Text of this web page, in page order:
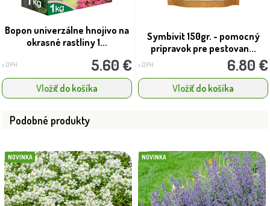
Bopon univerzálne hnojivo na
okrasné rastliny 1...
s DPH 5.60 €
Vložiť do košíka
Symbivit 150gr. - pomocný
prípravok pre pestovan...
s DPH 6.80 €
Vložiť do košíka
Podobné produkty
NOVINKA NOVINKA